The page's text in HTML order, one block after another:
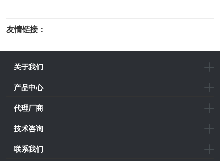
友情链接：
关于我们
产品中心
代理厂商
技术咨询
联系我们